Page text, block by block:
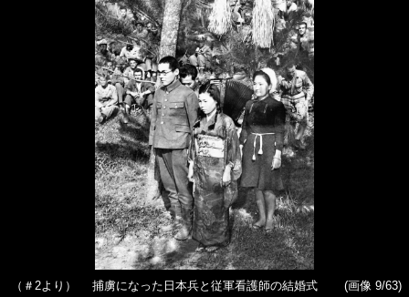
（＃2より） 捕虜になった日本兵と従軍看護師の結婚式 (画像 9/63)